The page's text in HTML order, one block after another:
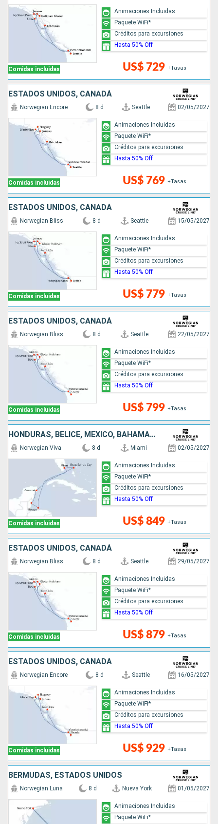
Comidas incluidas US$ 729 +Tasas
Animaciones Incluidas
Paquete WiFi*
Créditos para excursiones
Hasta 50% Off
ESTADOS UNIDOS, CANADÁ
Comidas incluidas
Norwegian Encore 8 d Seattle 02/05/2027
US$ 769 +Tasas
Animaciones Incluidas
Paquete WiFi*
Créditos para excursiones
Hasta 50% Off
ESTADOS UNIDOS, CANADÁ
Comidas incluidas
Norwegian Bliss 8 d Seattle 15/05/2027
US$ 779 +Tasas
Animaciones Incluidas
Paquete WiFi*
Créditos para excursiones
Hasta 50% Off
ESTADOS UNIDOS, CANADÁ
Comidas incluidas
Norwegian Bliss 8 d Seattle 22/05/2027
US$ 799 +Tasas
Animaciones Incluidas
Paquete WiFi*
Créditos para excursiones
Hasta 50% Off
HONDURAS, BELICE, MÉXICO, BAHAMAS, ESTADOS UNIDOS
Comidas incluidas
Norwegian Viva 8 d Miami 02/05/2027
US$ 849 +Tasas
Animaciones Incluidas
Paquete WiFi*
Créditos para excursiones
Hasta 50% Off
ESTADOS UNIDOS, CANADÁ
Comidas incluidas
Norwegian Bliss 8 d Seattle 29/05/2027
US$ 879 +Tasas
Animaciones Incluidas
Paquete WiFi*
Créditos para excursiones
Hasta 50% Off
ESTADOS UNIDOS, CANADÁ
Comidas incluidas
Norwegian Encore 8 d Seattle 16/05/2027
US$ 929 +Tasas
Animaciones Incluidas
Paquete WiFi*
Créditos para excursiones
Hasta 50% Off
BERMUDAS, ESTADOS UNIDOS
Norwegian Luna 8 d Nueva York 01/05/2027
Animaciones Incluidas
Paquete WiFi*